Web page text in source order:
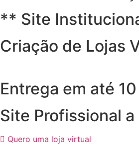
** Site
Criação de Lojas
Entrega em até
Site Profissional
Quero uma loja virtual